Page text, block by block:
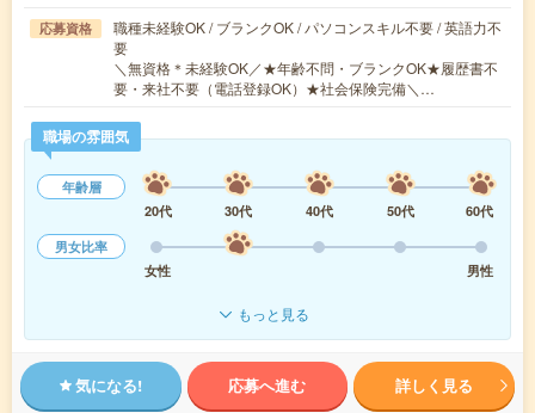
応募資格
職種未経験OK / ブランクOK / パソコンスキル不要 / 英語力不
要
＼無資格＊未経験OK／★年齢不問・ブランクOK★履歴書不
要・来社不要（電話登録OK）★社会保険完備＼…
職場の雰囲気
年齢層
20代
30代 40代 50代
60代
男女比率
女性
男性
もっと見る
気になる! 応募へ進む 詳しく見る